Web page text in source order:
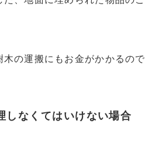
の運搬にもお金がかかるので
しなくてはいけない場合